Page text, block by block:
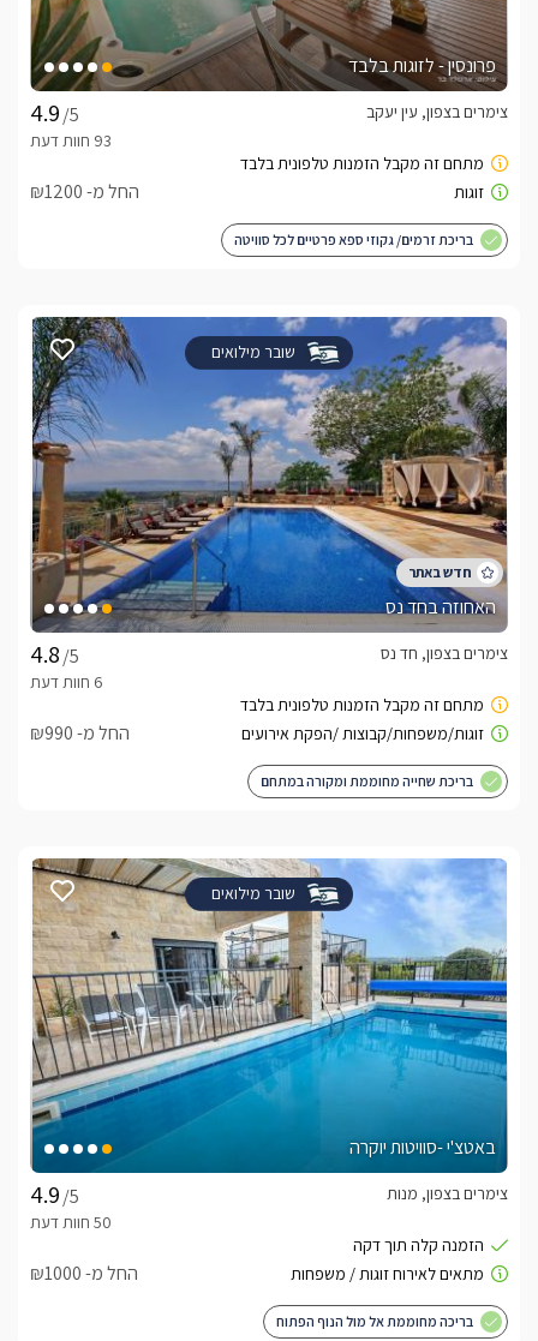
פרונסין - לזוגות בלבד
/5
צימרים בצפון, עין יעקב
החל מ- ₪1200
בריכת זרמים/ גקוזי ספא פרטיים לכל סוויטה
שובר מילואים
האחוזה בחד נס
/5
צימרים בצפון, חד נס
החל מ- ₪990
בריכת שחייה מחוממת ומקורה במתחם
שובר מילואים
באטצ'י -סוויטות יוקרה
/5
צימרים בצפון, מנות
החל מ- ₪1000
בריכה מחוממת אל מול הנוף הפתוח